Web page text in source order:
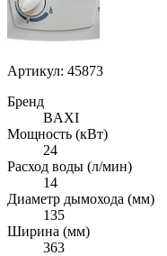
Артикул: 45873
Бренд
BAXI
Мощность (кВт)
24
Расход воды (л/мин)
14
Диаметр дымохода (мм)
135
Ширина (мм)
363